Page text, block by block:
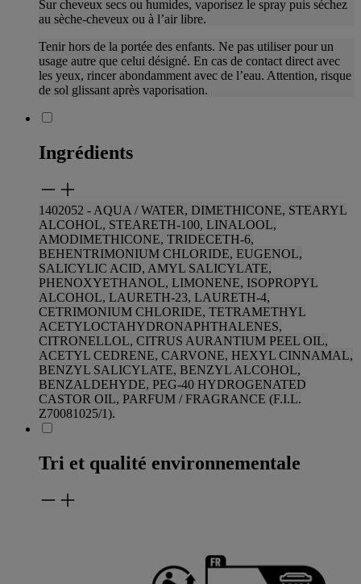
Sur cheveux secs ou humides, vaporisez le spray puis séchez
au sèche-cheveux ou à l’air libre.
Tenir hors de la portée des enfants. Ne pas utiliser pour un
usage autre que celui désigné. En cas de contact direct avec
les yeux, rincer abondamment avec de l’eau. Attention, risque
de sol glissant après vaporisation.
Ingrédients
1402052 - AQUA / WATER, DIMETHICONE, STEARYL
ALCOHOL, STEARETH-100, LINALOOL,
AMODIMETHICONE, TRIDECETH-6,
BEHENTRIMONIUM CHLORIDE, EUGENOL,
SALICYLIC ACID, AMYL SALICYLATE,
PHENOXYETHANOL, LIMONENE, ISOPROPYL
ALCOHOL, LAURETH-23, LAURETH-4,
CETRIMONIUM CHLORIDE, TETRAMETHYL
ACETYLOCTAHYDRONAPHTHALENES,
CITRONELLOL, CITRUS AURANTIUM PEEL OIL,
ACETYL CEDRENE, CARVONE, HEXYL CINNAMAL,
BENZYL SALICYLATE, BENZYL ALCOHOL,
BENZALDEHYDE, PEG-40 HYDROGENATED
CASTOR OIL, PARFUM / FRAGRANCE (F.I.L.
Z70081025/1).
Tri et qualité environnementale